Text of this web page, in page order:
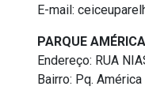
E-mail:
PARQUE AMÉRICA
Endereço: RUA
Bairro: Pq. América